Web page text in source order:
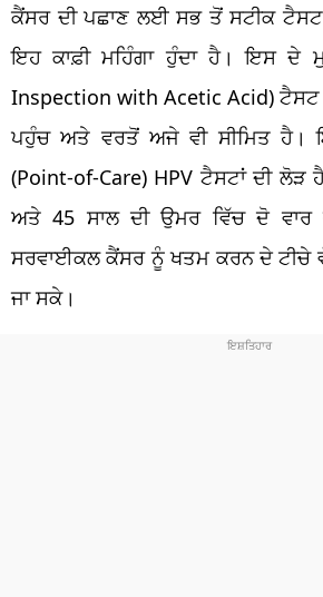
ਕੈਂਸਰ ਦੀ ਪਛਾਣ ਲਈ ਸਭ ਤੋਂ ਸਟੀਕ
ਇਹ ਕਾਫ਼ੀ ਮਹਿੰਗਾ ਹੁੰਦਾ ਹੈ। ਇਸ ਦੇ
Inspection with Acetic Acid)
ਪਹੁੰਚ ਅਤੇ ਵਰਤੋਂ ਅਜੇ ਵੀ ਸੀਮਿਤ
(Point-of-Care) HPV ਟੈਸਟਾਂ ਦੀ ਲੋੜ
ਅਤੇ 45 ਸਾਲ ਦੀ ਉਮਰ ਵਿੱਚ ਦੋ ਵਾਰ
ਸਰਵਾਈਕਲ ਕੈਂਸਰ ਨੂੰ ਖਤਮ ਕਰਨ ਦੇ ਟੀਚੇ
ਜਾ ਸਕੇ।